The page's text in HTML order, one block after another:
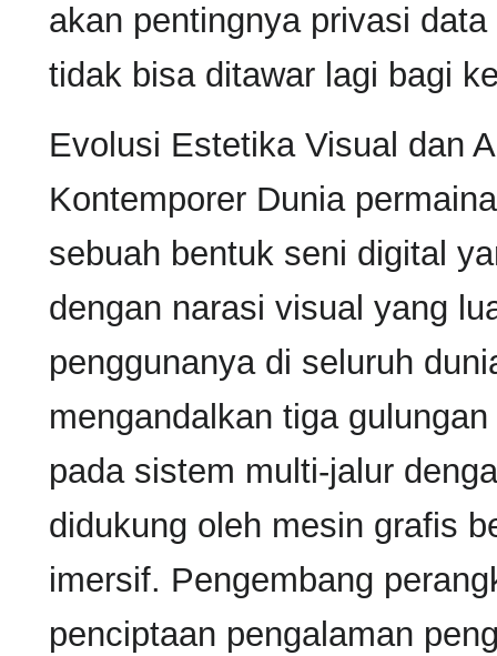
akan pentingnya privasi
tidak bisa ditawar lagi bagi
Evolusi Estetika Visual dan
Kontemporer Dunia
sebuah bentuk seni digital
dengan narasi visual yang
penggunanya di seluruh
mengandalkan tiga
pada sistem multi-jalur
didukung oleh mesin grafis
imersif. Pengembang
penciptaan pengalaman